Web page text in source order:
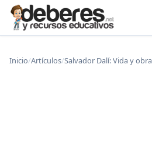
Inicio/Artículos/Salvador Dalí: Vida y obra